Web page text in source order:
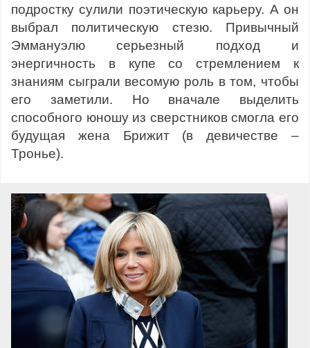
подростку сулили поэтическую карьеру. А он
выбрал политическую стезю. Привычный
Эммануэлю серьезный подход и
энергичность в купе со стремлением к
знаниям сыграли весомую роль в том, чтобы
его заметили. Но вначале выделить
способного юношу из сверстников смогла его
будущая жена Брижит (в девичестве –
Тронье).